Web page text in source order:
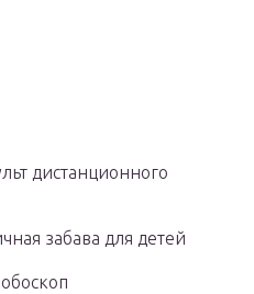
дистанционного
забава для детей